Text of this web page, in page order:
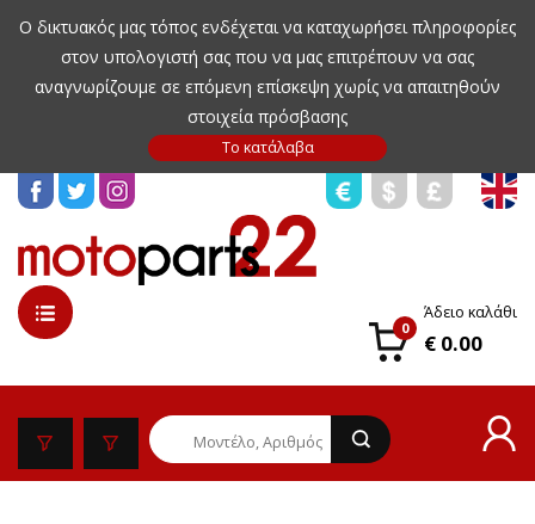
Ο δικτυακός μας τόπος ενδέχεται να καταχωρήσει πληροφορίες
στον υπολογιστή σας που να μας επιτρέπουν να σας
αναγνωρίζουμε σε επόμενη επίσκεψη χωρίς να απαιτηθούν
στοιχεία πρόσβασης
0
Άδειο καλάθι
€ 0.00